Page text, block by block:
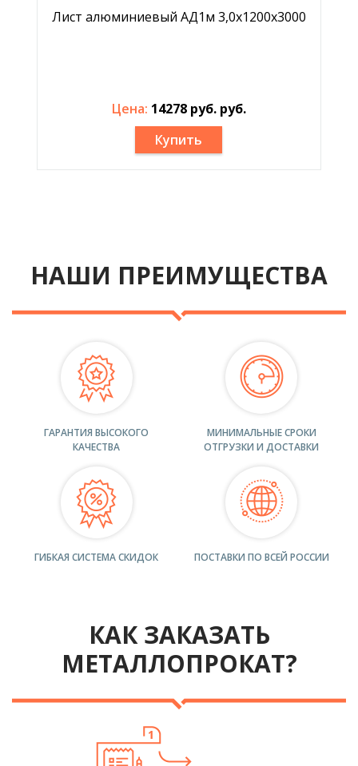
Лист алюминиевый АД1м 3,0х1200х3000
Цена: 14278 руб. руб.
Купить
НАШИ ПРЕИМУЩЕСТВА
ГАРАНТИЯ ВЫСОКОГО
КАЧЕСТВА
МИНИМАЛЬНЫЕ СРОКИ
ОТГРУЗКИ И ДОСТАВКИ
ГИБКАЯ СИСТЕМА СКИДОК ПОСТАВКИ ПО ВСЕЙ РОССИИ
КАК ЗАКАЗАТЬ
МЕТАЛЛОПРОКАТ?